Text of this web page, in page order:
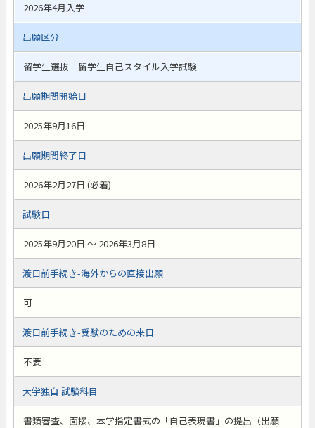
2026年4月入学
出願区分
留学生選抜 留学生自己スタイル入学試験
出願期間開始日
2025年9月16日
出願期間終了日
2026年2月27日 (必着)
試験日
2025年9月20日 ～ 2026年3月8日
渡日前手続き-海外からの直接出願
可
渡日前手続き-受験のための来日
不要
大学独自 試験科目
書類審査、面接、本学指定書式の「自己表現書」の提出（出願